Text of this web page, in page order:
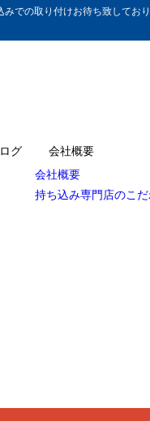
での取り付けお待ち致してお
グ
会社概要
会社概要
持ち込み専門店のこだ